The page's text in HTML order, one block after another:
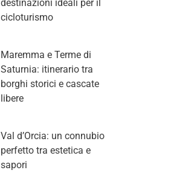
destinazioni ideali per il
cicloturismo
Maremma e Terme di
Saturnia: itinerario tra
borghi storici e cascate
libere
Val d’Orcia: un connubio
perfetto tra estetica e
sapori